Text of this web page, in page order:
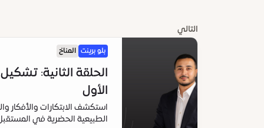
التالي
بلو برينت المناخ
الحلقة الثانية:
الأول
استكشف الابتكارات والأفكار
الطبيعية الحضرية في